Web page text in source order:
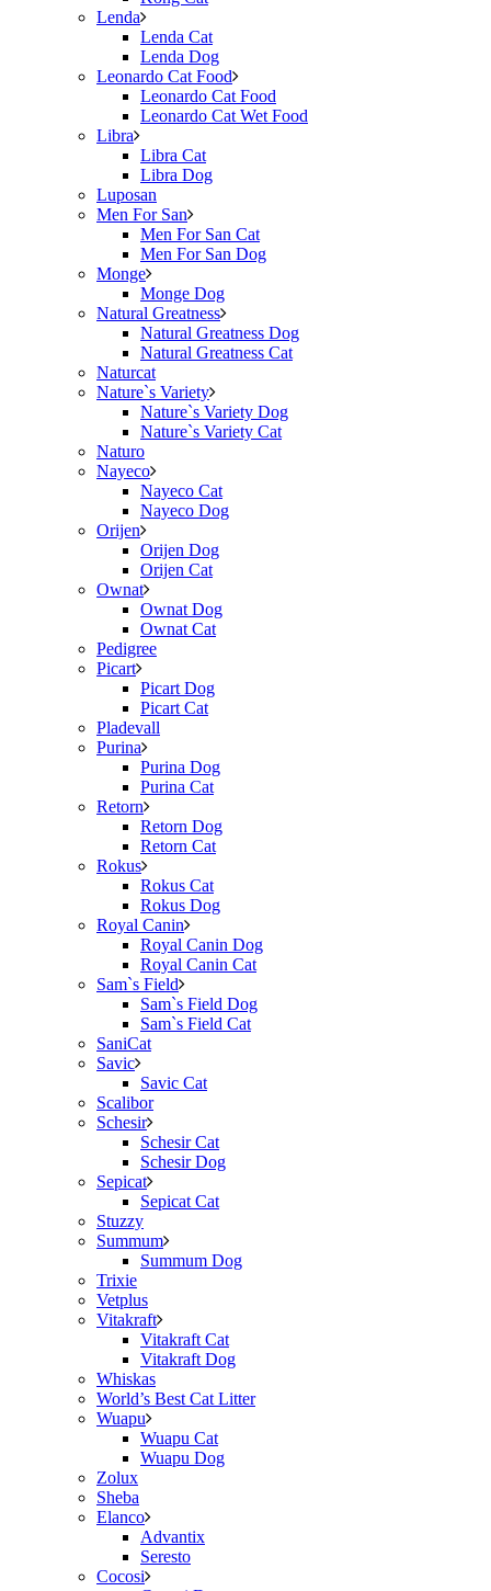
Lenda
Lenda Cat
Lenda Dog
Leonardo Cat Food
Leonardo Cat Food
Leonardo Cat Wet Food
Libra
Libra Cat
Libra Dog
Luposan
Men For San
Men For San Cat
Men For San Dog
Monge
Monge Dog
Natural Greatness
Natural Greatness Dog
Natural Greatness Cat
Naturcat
Nature`s Variety
Nature`s Variety Dog
Nature`s Variety Cat
Naturo
Nayeco
Nayeco Cat
Nayeco Dog
Orijen
Orijen Dog
Orijen Cat
Ownat
Ownat Dog
Ownat Cat
Pedigree
Picart
Picart Dog
Picart Cat
Pladevall
Purina
Purina Dog
Purina Cat
Retorn
Retorn Dog
Retorn Cat
Rokus
Rokus Cat
Rokus Dog
Royal Canin
Royal Canin Dog
Royal Canin Cat
Sam`s Field
Sam`s Field Dog
Sam`s Field Cat
SaniCat
Savic
Savic Cat
Scalibor
Schesir
Schesir Cat
Schesir Dog
Sepicat
Sepicat Cat
Stuzzy
Summum
Summum Dog
Trixie
Vetplus
Vitakraft
Vitakraft Cat
Vitakraft Dog
Whiskas
World’s Best Cat Litter
Wuapu
Wuapu Cat
Wuapu Dog
Zolux
Sheba
Elanco
Advantix
Seresto
Cocosi